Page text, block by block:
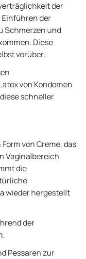
der
Einführen der
Schmerzen und
Diese
vorüber.
von Kondomen
schneller
von Creme, das
Vaginalbereich
die
wieder hergestellt
der
Pessaren zur